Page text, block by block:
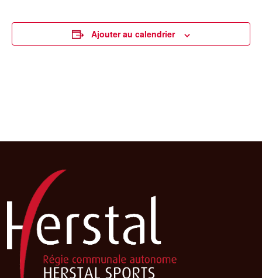
Ajouter au calendrier